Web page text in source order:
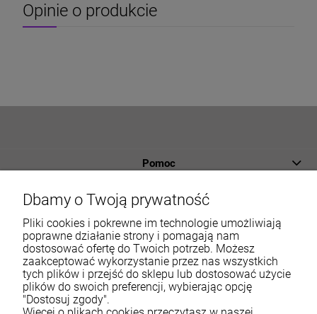
Opinie o produkcie
Pomoc
Płatności i dostawa
Informacje
O nas
Moje konto
Dbamy o Twoją prywatność
Pliki cookies i pokrewne im technologie umożliwiają
poprawne działanie strony i pomagają nam
dostosować ofertę do Twoich potrzeb. Możesz
zaakceptować wykorzystanie przez nas wszystkich
tych plików i przejść do sklepu lub dostosować użycie
plików do swoich preferencji, wybierając opcję
"Dostosuj zgody".